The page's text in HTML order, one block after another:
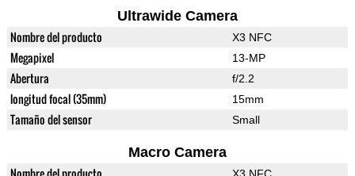
Ultrawide Camera
Nombre del producto X3 NFC
Megapixel 13-MP
Abertura f/2.2
longitud focal (35mm) 15mm
Tamaño del sensor Small
Macro Camera